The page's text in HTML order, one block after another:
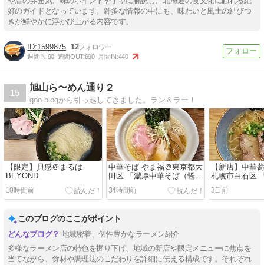
好のガイドとなっています。雑多な情報の中にも、味わいと風土の結びつ
きが鮮やかに浮かび上がる内容です。
1599875 12
週間IN:90 週間OUT:690 月間IN:440
15
旭山ら〜めん通り２
goo blogから引っ越してきました。ラン＆ラー！
【限定】貝感＠まるは
BEYOND
10時間前
中華そば やま福＠東京都大
田区 「濃厚中華そば（醤
油）」
34時間前
【新店】中華
札幌市白石区
華蕎麦」
3日前
このブログのここがポイント
地域密着、個性豊かなラーメン紹介
多様なラーメン店の特色を掘り下げ、地域の新店や限定メニューに焦点を
当てながら、食材や調理法のこだわりを詳細に伝える構成です。それぞれ